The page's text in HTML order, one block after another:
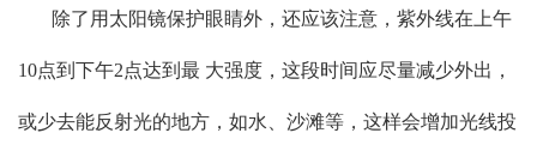
除了用太阳镜保护眼睛外，还应该注意，紫外线在上午
10点到下午2点达到最 大强度，这段时间应尽量减少外出，
或少去能反射光的地方，如水、沙滩等，这样会增加光线投